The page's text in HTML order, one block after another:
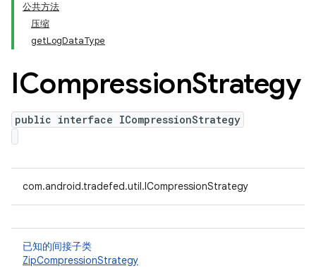
公共方法
压缩
getLogDataType
ICompressionStrategy
public interface ICompressionStrategy
com.android.tradefed.util.ICompressionStrategy
已知的间接子类
ZipCompressionStrategy